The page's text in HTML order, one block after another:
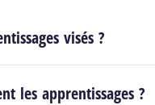
visés ?
les apprentissages ?